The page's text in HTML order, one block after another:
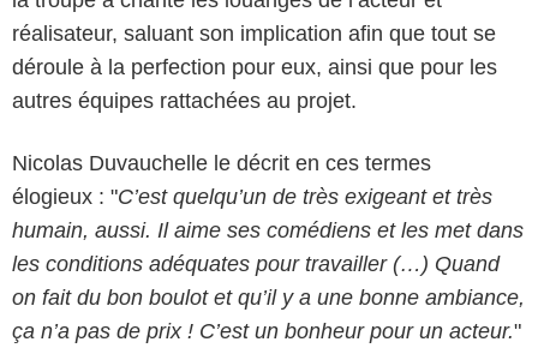
réalisateur, saluant son implication afin que tout se
déroule à la perfection pour eux, ainsi que pour les
autres équipes rattachées au projet.
Nicolas Duvauchelle le décrit en ces termes
élogieux : "C’est quelqu’un de très exigeant et très
humain, aussi. Il aime ses comédiens et les met dans
les conditions adéquates pour travailler (…) Quand
on fait du bon boulot et qu’il y a une bonne ambiance,
ça n’a pas de prix ! C’est un bonheur pour un acteur."